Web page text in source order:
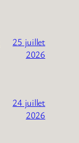
25 juillet
2026
24 juillet
2026